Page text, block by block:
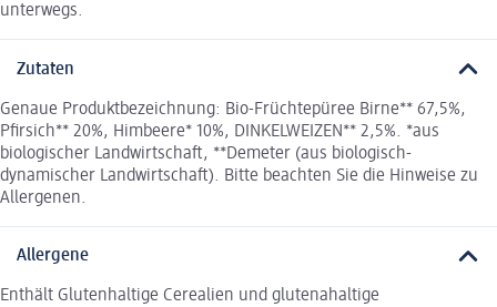
unterwegs.
Zutaten
Genaue Produktbezeichnung: Bio-Früchtepüree Birne** 67,5%,
Pfirsich** 20%, Himbeere* 10%, DINKELWEIZEN** 2,5%. *aus
biologischer Landwirtschaft, **Demeter (aus biologisch-
dynamischer Landwirtschaft). Bitte beachten Sie die Hinweise zu
Allergenen.
Allergene
Enthält Glutenhaltige Cerealien und glutenahaltige